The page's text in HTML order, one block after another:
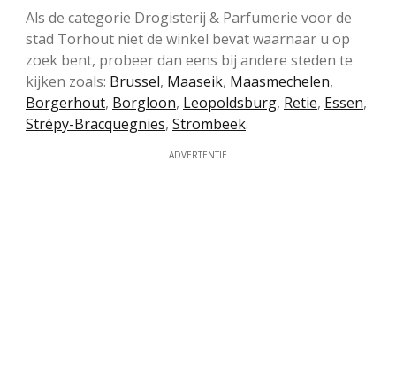
Als de categorie Drogisterij & Parfumerie voor de
stad Torhout niet de winkel bevat waarnaar u op
zoek bent, probeer dan eens bij andere steden te
kijken zoals: Brussel, Maaseik, Maasmechelen,
Borgerhout, Borgloon, Leopoldsburg, Retie, Essen,
Strépy-Bracquegnies, Strombeek.
ADVERTENTIE